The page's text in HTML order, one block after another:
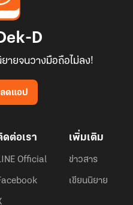
D
ายจนวางมือถือไม่ลง!
ดแอป
ดต่อเรา
Official
เพิ่มเติม
ข่าวสาร
เขียนนิยาย